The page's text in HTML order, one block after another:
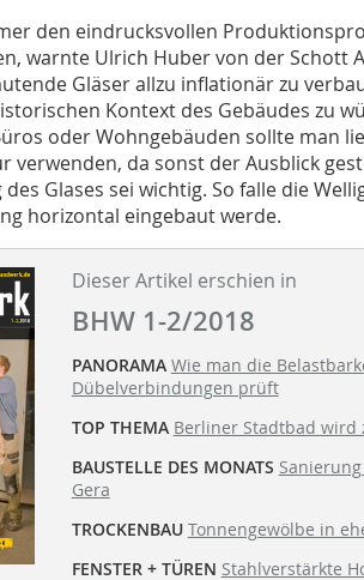
den eindrucksvollen
warnte Ulrich Huber von der Schott
Gläser allzu inflationär zu
Kontext des Gebäudes zu
oder Wohngebäuden sollte man
verwenden, da sonst der Ausblick
Glases sei wichtig. So falle die
horizontal eingebaut werde.
Dieser Artikel erschien in
BHW 1-2/2018
PANORAMA Wie man die
Dübelverbindungen prüft
TOP THEMA Berliner Stadtbad wird
BAUSTELLE DES MONATS
Gera
TROCKENBAU Tonnengewölbe in
FENSTER + TÜREN Stahlverstärkte